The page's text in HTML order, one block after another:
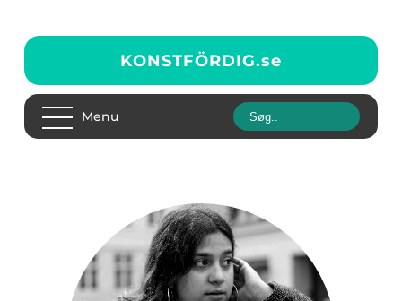
KONSTFÖRDIG.se
Menu